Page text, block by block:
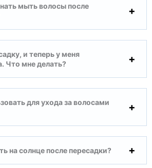
мыть волосы после
и теперь у меня
Что мне делать?
для ухода за волосами
на солнце после пересадки?